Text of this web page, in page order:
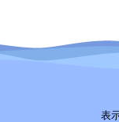
表